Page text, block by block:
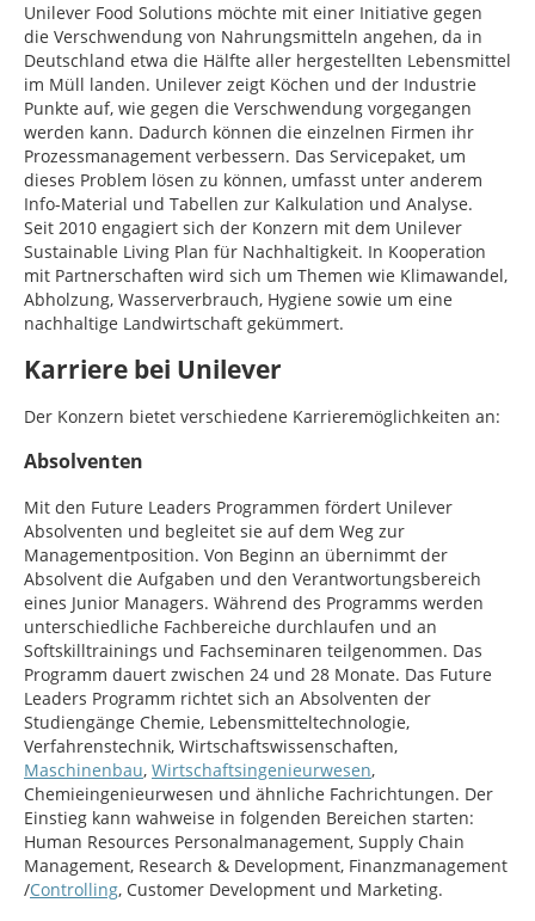
Unilever Food Solutions möchte mit einer Initiative gegen
die Verschwendung von Nahrungsmitteln angehen, da in
Deutschland etwa die Hälfte aller hergestellten Lebensmittel
im Müll landen. Unilever zeigt Köchen und der Industrie
Punkte auf, wie gegen die Verschwendung vorgegangen
werden kann. Dadurch können die einzelnen Firmen ihr
Prozessmanagement verbessern. Das Servicepaket, um
dieses Problem lösen zu können, umfasst unter anderem
Info-Material und Tabellen zur Kalkulation und Analyse.
Seit 2010 engagiert sich der Konzern mit dem Unilever
Sustainable Living Plan für Nachhaltigkeit. In Kooperation
mit Partnerschaften wird sich um Themen wie Klimawandel,
Abholzung, Wasserverbrauch, Hygiene sowie um eine
nachhaltige Landwirtschaft gekümmert.
Karriere bei Unilever
Der Konzern bietet verschiedene Karrieremöglichkeiten an:
Absolventen
Mit den Future Leaders Programmen fördert Unilever
Absolventen und begleitet sie auf dem Weg zur
Managementposition. Von Beginn an übernimmt der
Absolvent die Aufgaben und den Verantwortungsbereich
eines Junior Managers. Während des Programms werden
unterschiedliche Fachbereiche durchlaufen und an
Softskilltrainings und Fachseminaren teilgenommen. Das
Programm dauert zwischen 24 und 28 Monate. Das Future
Leaders Programm richtet sich an Absolventen der
Studiengänge Chemie, Lebensmitteltechnologie,
Verfahrenstechnik, Wirtschaftswissenschaften,
Maschinenbau, Wirtschaftsingenieurwesen,
Chemieingenieurwesen und ähnliche Fachrichtungen. Der
Einstieg kann wahweise in folgenden Bereichen starten:
Human Resources Personalmanagement, Supply Chain
Management, Research & Development, Finanzmanagement
/Controlling, Customer Development und Marketing.